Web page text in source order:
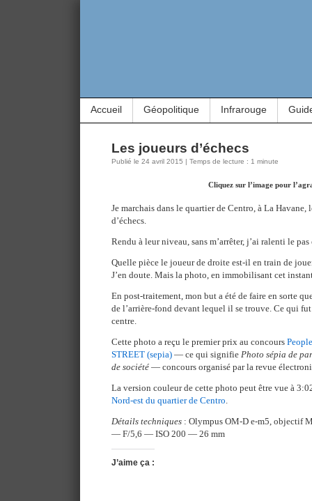
Accueil Géopolitique Infrarouge
Les joueurs d’échecs
Publié le 24 avril 2015 | Temps de lecture : 1 minute
Cliquez sur l’image pour
Je marchais dans le quartier de Centro, à La Havane,
d’échecs.
Rendu à leur niveau, sans m’arrêter, j’ai ralenti le
Quelle pièce le joueur de droite est-il en train de
J’en doute. Mais la photo, en immobilisant cet
En post-traitement, mon but a été de faire en sorte
de l’arrière-fond devant lequel il se trouve. Ce qui
centre.
Cette photo a reçu le premier prix au concours
STREET (sepia) — ce qui signifie Photo sépia de
de société — concours organisé par la revue
La version couleur de cette photo peut être vue à
Nord-est du quartier de Centro.
Détails techniques : Olympus OM-D e-m5, objectif
— F/5,6 — ISO 200 — 26 mm
J’aime ça :